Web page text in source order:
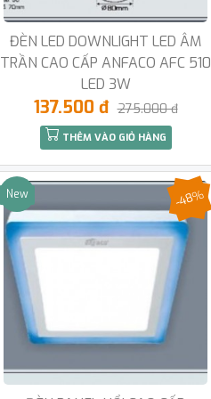
ĐÈN LED DOWNLIGHT LED ÂM
TRẦN CAO CẤP ANFACO AFC 510
LED 3W
137.500 đ 275.000 đ
THÊM VÀO GIỎ HÀNG
Sale
New -48%